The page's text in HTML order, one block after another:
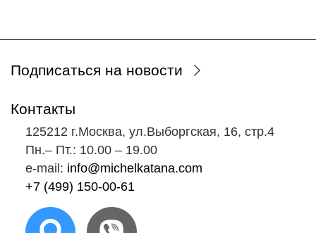
Подписаться на новости
Контакты
125212 г.Москва, ул.Выборгская, 16, стр.4
Пн.‒ Пт.: 10.00 ‒ 19.00
e-mail: info@michelkatana.com
+7 (499) 150-00-61